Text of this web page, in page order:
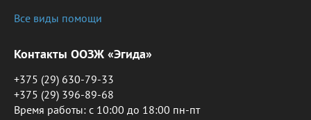
Все виды помощи
Контакты ООЗЖ «Эгида»
+375 (29) 630-79-33
+375 (29) 396-89-68
Время работы: c 10:00 до 18:00 пн-пт